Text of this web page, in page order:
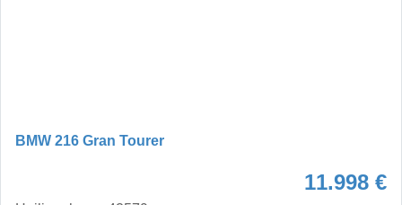
BMW 216 Gran Tourer
11.998 €